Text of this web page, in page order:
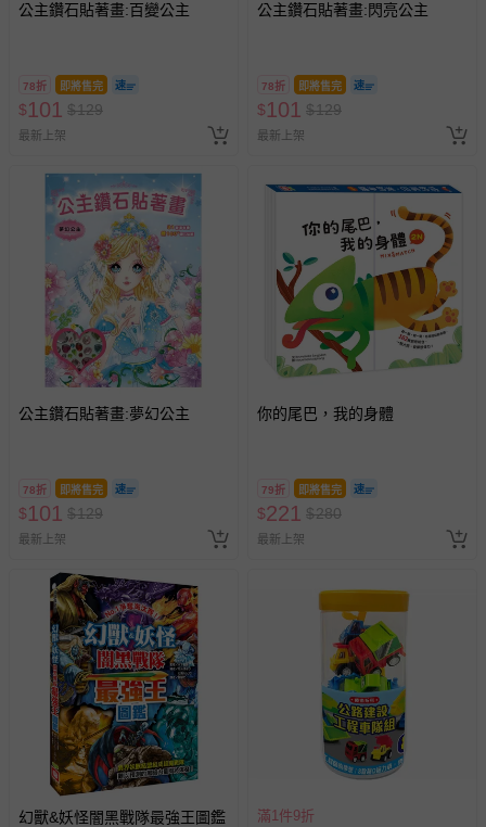
公主鑽石貼著畫:百變公主
78折 即將售完
$101 $129
最新上架
公主鑽石貼著畫:閃亮公主
78折 即將售完
$101 $129
最新上架
公主鑽石貼著畫:夢幻公主
78折 即將售完
$101 $129
最新上架
你的尾巴，我的身體
79折 即將售完
$221 $280
最新上架
幻獸&妖怪闇黑戰隊最強王圖鑑 滿1件9折